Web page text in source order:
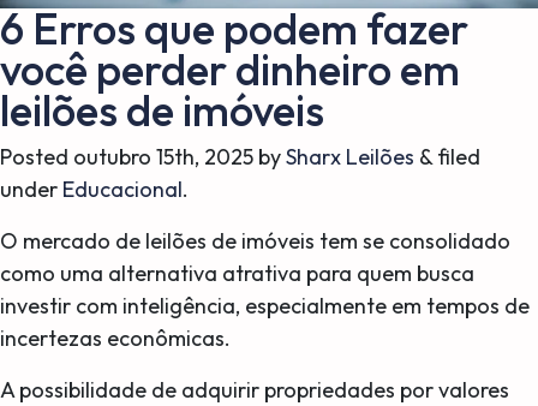
6 Erros que podem fazer
você perder dinheiro em
leilões de imóveis
Posted outubro 15th, 2025 bySharx Leilões &filed
under Educacional.
O mercado de leilões de imóveis tem se consolidado
como uma alternativa atrativa para quem busca
investir com inteligência, especialmente em tempos de
incertezas econômicas.
A possibilidade de adquirir propriedades por valores